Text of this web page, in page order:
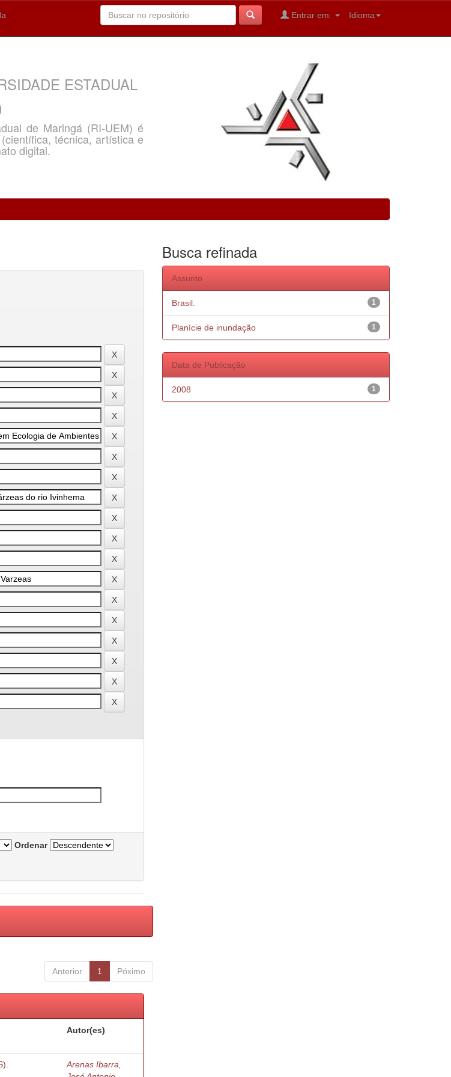
Idioma
Entrar em:
ESTADUAL
de Maringá (RI-UEM) é
técnica, artística e
digital.
Ordenar
Anterior 1 Póximo
Autor(es)
Arenas Ibarra,
Busca refinada
Assunto
1
Brasil.
1
Planície de inundação
Data de Publicação
1
2008